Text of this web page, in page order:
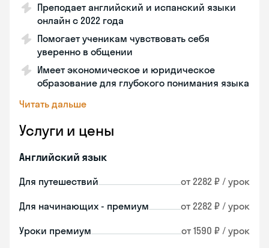
Преподает английский и испанский языки
онлайн с 2022 года
Помогает ученикам чувствовать себя
уверенно в общении
Имеет экономическое и юридическое
образование для глубокого понимания языка
Читать дальше
Услуги и цены
Английский язык
Для путешествий от 2282 ₽ / урок
Для начинающих - премиум от 2282 ₽ / урок
Уроки премиум от 1590 ₽ / урок